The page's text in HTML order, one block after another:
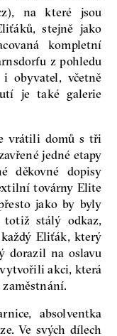
na které jsou
stejně jako
kompletní
z pohledu
obyvatel, včetně
je také galerie
vrátili domů s tři
jedné etapy
děkovné dopisy
továrny Elite
jako by byly
totiž stálý odkaz,
Eliťák, který
dorazil na oslavu
akci, která
absolventka
Ve svých dílech